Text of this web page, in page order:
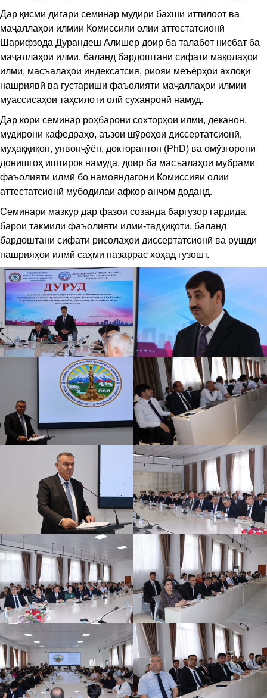
Дар қисми дигари семинар мудири бахши иттилоот ва
маҷаллаҳои илмии Комиссияи олии аттестатсионӣ
Шарифзода Дурандеш Алишер доир ба талабот нисбат ба
маҷаллаҳои илмӣ, баланд бардоштани сифати мақолаҳои
илмӣ, масъалаҳои индексатсия, риояи меъёрҳои ахлоқи
нашриявӣ ва густариши фаъолияти маҷаллаҳои илмии
муассисаҳои таҳсилоти олӣ суханронӣ намуд.
Дар кори семинар роҳбарони сохторҳои илмӣ, деканон,
мудирони кафедраҳо, аъзои шӯроҳои диссертатсионӣ,
муҳаққиқон, унвонҷӯён, докторантон (PhD) ва омӯзгорони
донишгоҳ иштирок намуда, доир ба масъалаҳои мубрами
фаъолияти илмӣ бо намояндагони Комиссияи олии
аттестатсионӣ мубодилаи афкор анҷом доданд.
Семинари мазкур дар фазои созанда баргузор гардида,
барои такмили фаъолияти илмӣ-тадқиқотӣ, баланд
бардоштани сифати рисолаҳои диссертатсионӣ ва рушди
нашрияҳои илмӣ саҳми назаррас хоҳад гузошт.